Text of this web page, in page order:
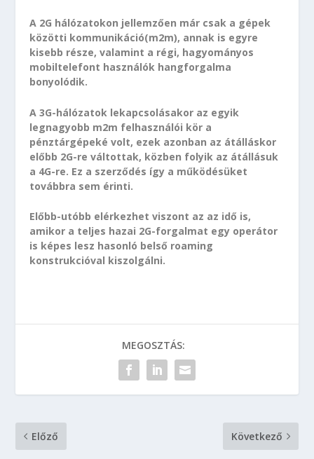
A 2G hálózatokon jellemzően már csak a gépek
közötti kommunikáció(m2m), annak is egyre
kisebb része, valamint a régi, hagyományos
mobiltelefont használók hangforgalma
bonyolódik.
A 3G-hálózatok lekapcsolásakor az egyik
legnagyobb m2m felhasználói kör a
pénztárgépeké volt, ezek azonban az átálláskor
előbb 2G-re váltottak, közben folyik az átállásuk
a 4G-re. Ez a szerződés így a működésüket
továbbra sem érinti.
Előbb-utóbb elérkezhet viszont az az idő is,
amikor a teljes hazai 2G-forgalmat egy operátor
is képes lesz hasonló belső roaming
konstrukcióval kiszolgálni.
MEGOSZTÁS:
Előző Következő